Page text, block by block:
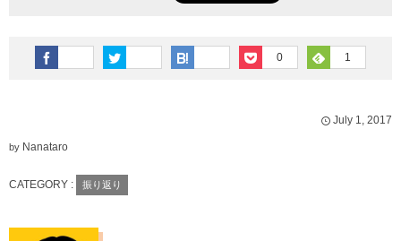
0 1
July 1, 2017
by Nanataro
CATEGORY : 振り返り